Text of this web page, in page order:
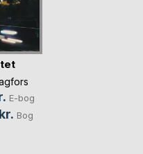
E-bog
Bog